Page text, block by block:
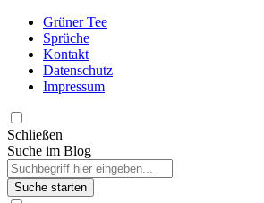
Grüner Tee
Sprüche
Kontakt
Datenschutz
Impressum
Schließen
Suche im Blog
Suche starten